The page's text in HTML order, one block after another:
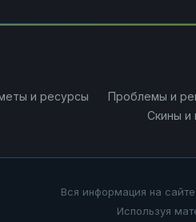
и ресурсы Проблемы и
Скины и
Вся информация на
Используя